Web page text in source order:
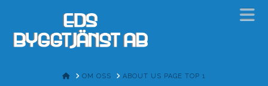
HOMEOM OSS ABOUT US PAGE TOP 1